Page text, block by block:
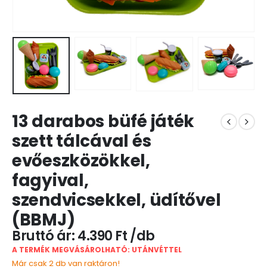
13 darabos büfé játék
szett tálcával és
evőeszközökkel,
fagyival,
szendvicsekkel, üdítővel
(BBMJ)
4.390 Ft
A TERMÉK MEGVÁSÁROLHATÓ: UTÁNVÉTTEL
Már csak 2 db van raktáron!